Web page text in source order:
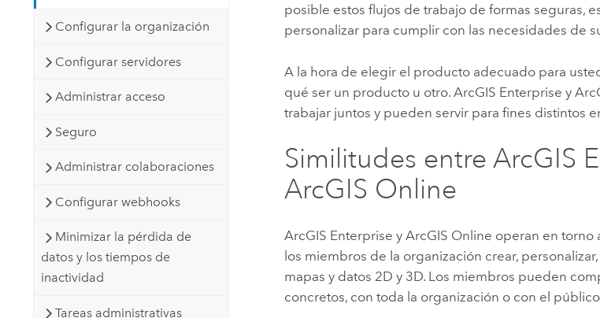
Configurar la organización
Configurar servidores
Administrar acceso
Seguro
Administrar colaboraciones
Configurar webhooks
Minimizar la pérdida de
datos y los tiempos de
inactividad
Tareas administrativas
posible estos flujos de trabajo de formas seguras,
personalizar para cumplir con las necesidades de
A la hora de elegir el producto adecuado para
qué ser un producto u otro.ArcGIS Enterprise y
trabajar juntos y pueden servir para fines distintos
Similitudes entreArcGIS
ArcGIS Online
ArcGIS Enterprise yArcGIS Online operan en torno
los miembros de la organización crear,
mapas y datos 2D y 3D. Los miembros pueden
concretos, con toda la organización o con el